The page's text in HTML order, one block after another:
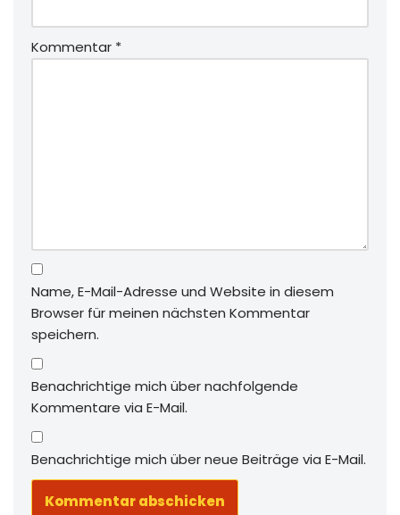
Kommentar *
Name, E-Mail-Adresse und Website in diesem
Browser für meinen nächsten Kommentar
speichern.
Benachrichtige mich über nachfolgende
Kommentare via E-Mail.
Benachrichtige mich über neue Beiträge via E-Mail.